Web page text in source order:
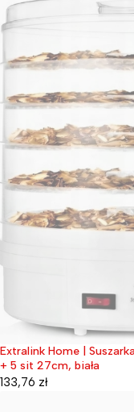
Wyprzedane
Extralink Home |
+ 5 sit 27cm, biała
133,76 zł